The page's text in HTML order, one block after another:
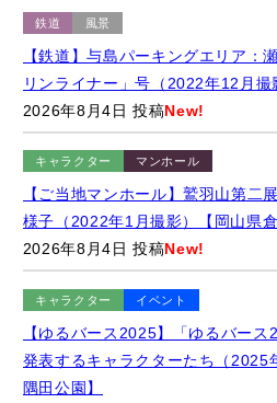
リンライナー」号（2022年12月撮
2026年8月4日 投稿New!
キャラクター マンホール
【ご当地マンホール】鷲羽山第二
様子（2022年1月撮影）【岡山県
2026年8月4日 投稿New!
キャラクター イベント
発表するキャラクターたち（2025
隅田公園】
2026年8月4日 投稿 New!